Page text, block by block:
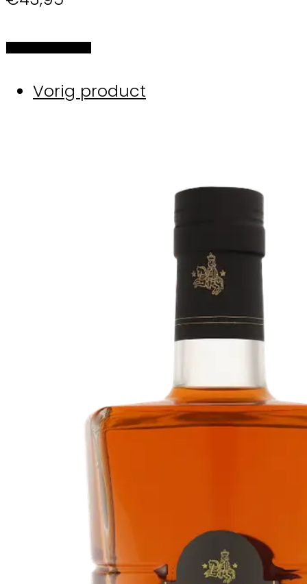
Vorig product